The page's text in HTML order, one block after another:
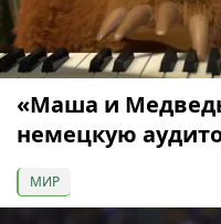
«Маша и
немецкую
МИР